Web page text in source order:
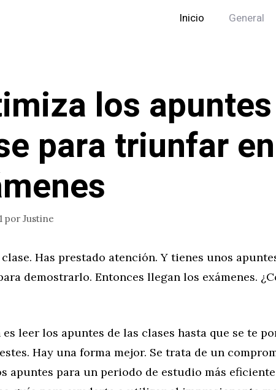
Inicio General
los
para triunfar
por Justine
Has prestado atención. Y tienes unos
demostrarlo. Entonces llegan los exámenes.
leer los apuntes de las clases hasta que se te
Hay una forma mejor. Se trata de un
apuntes para un periodo de estudio más eficiente